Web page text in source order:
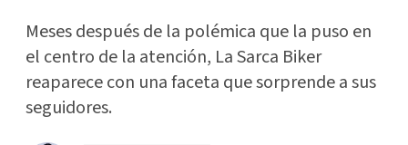
Meses después de la polémica que la puso en
el centro de la atención, La Sarca Biker
reaparece con una faceta que sorprende a sus
seguidores.